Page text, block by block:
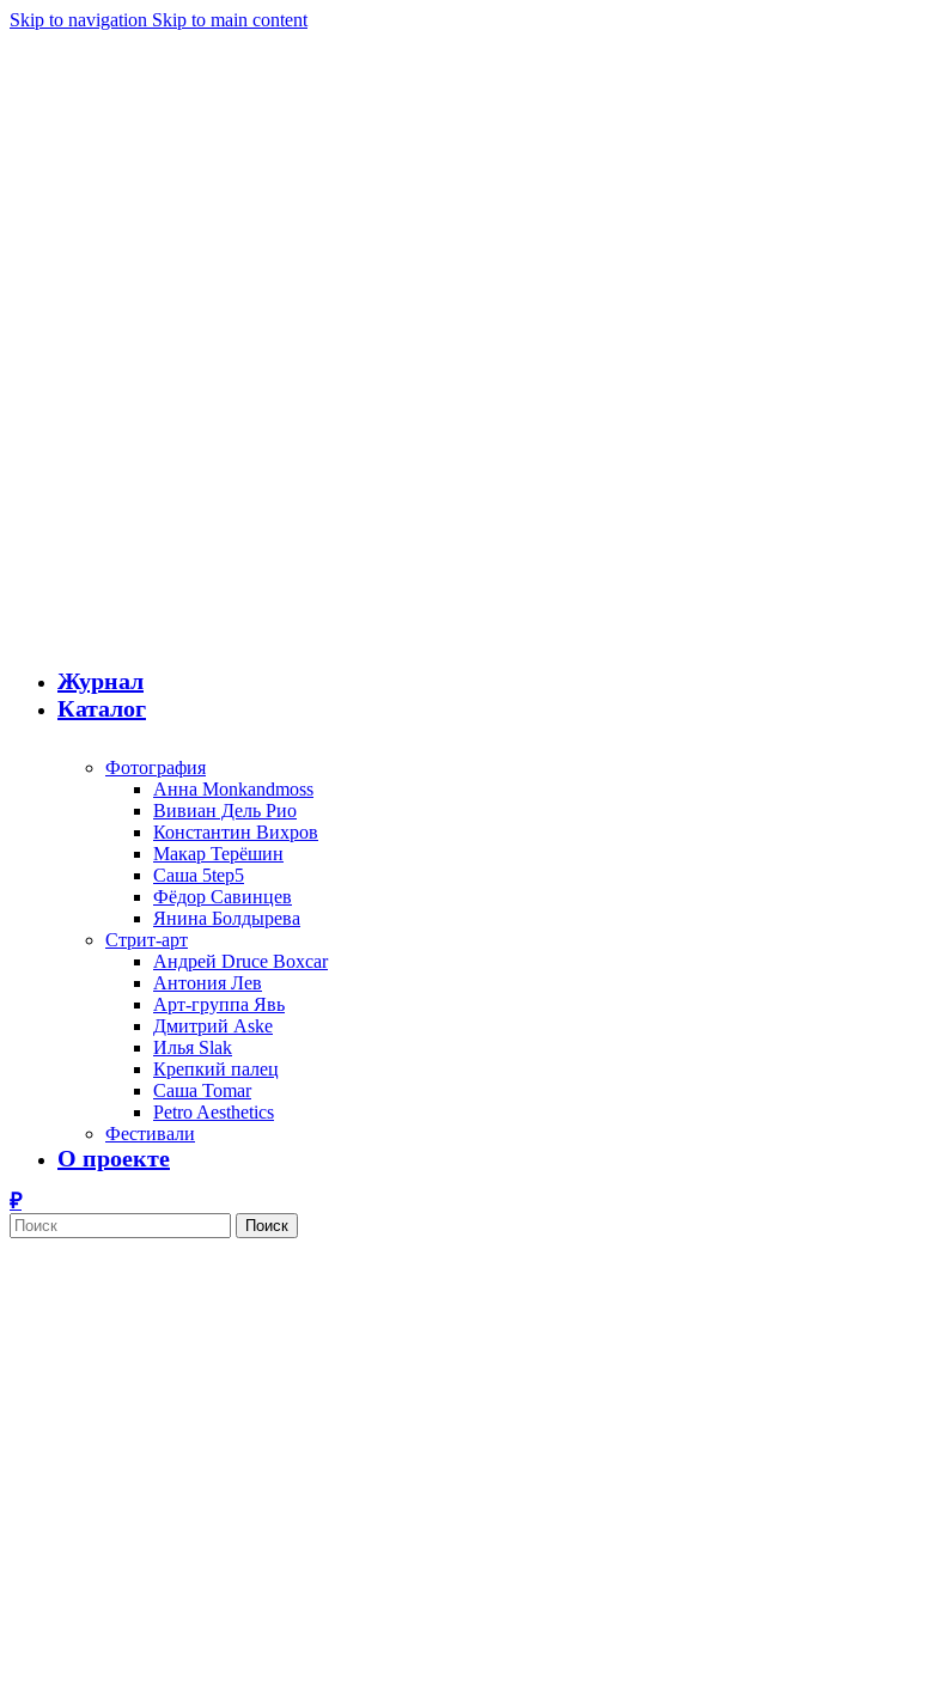
Skip to navigation Skip to main content
Журнал
Каталог
Фотография
Анна Monkandmoss
Вивиан Дель Рио
Константин Вихров
Макар Терёшин
Саша 5tep5
Фёдор Савинцев
Янина Болдырева
Стрит-арт
Андрей Druce Boxcar
Антония Лев
Арт-группа Явь
Дмитрий Aske
Илья Slak
Крепкий палец
Саша Tomar
Petro Aesthetics
Фестивали
О проекте
Поиск